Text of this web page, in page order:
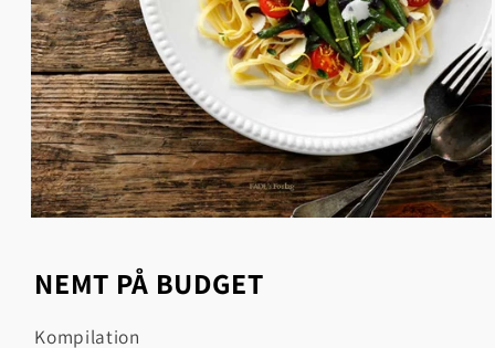
modus
NEMT PÅ BUDGET
Kompilation